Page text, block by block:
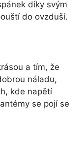
díky svým
do ovzduší.
a tím, že
náladu,
kde napětí
se pojí se